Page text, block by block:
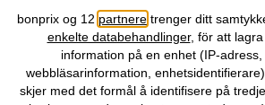
Du kan også finne
bonprix og 12 partnere trenger ditt
enkelte databehandlinger, för att
information på en enhet (IP-adress,
webbläsarinformation,
skjer med det formål å identifisere på